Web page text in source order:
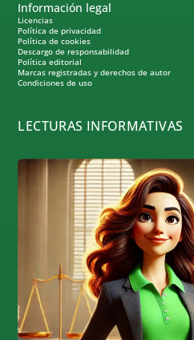
Información legal
Licencias
Política de privacidad
Política de cookies
Descargo de responsabilidad
Política editorial
Marcas registradas y derechos de autor
Condiciones de uso
LECTURAS INFORMATIVAS